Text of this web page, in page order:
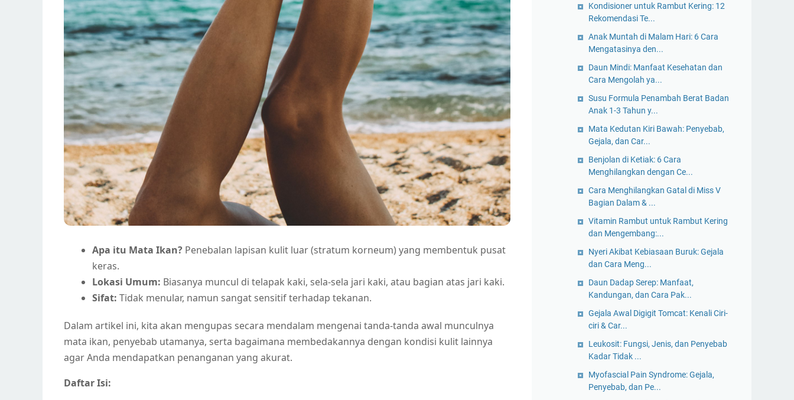
Apa itu Mata Ikan? Penebalan lapisan kulit luar (stratum korneum) yang membentuk pusat
keras.
Lokasi Umum: Biasanya muncul di telapak kaki, sela-sela jari kaki, atau bagian atas jari kaki.
Sifat: Tidak menular, namun sangat sensitif terhadap tekanan.
Dalam artikel ini, kita akan mengupas secara mendalam mengenai tanda-tanda awal munculnya
mata ikan, penyebab utamanya, serta bagaimana membedakannya dengan kondisi kulit lainnya
agar Anda mendapatkan penanganan yang akurat.
Daftar Isi:
Kondisioner untuk Rambut Kering: 12
Rekomendasi Te...
Anak Muntah di Malam Hari: 6 Cara
Mengatasinya den...
Daun Mindi: Manfaat Kesehatan dan
Cara Mengolah ya...
Susu Formula Penambah Berat Badan
Anak 1-3 Tahun y...
Mata Kedutan Kiri Bawah: Penyebab,
Gejala, dan Car...
Benjolan di Ketiak: 6 Cara
Menghilangkan dengan Ce...
Cara Menghilangkan Gatal di Miss V
Bagian Dalam & ...
Vitamin Rambut untuk Rambut Kering
dan Mengembang:...
Nyeri Akibat Kebiasaan Buruk: Gejala
dan Cara Meng...
Daun Dadap Serep: Manfaat,
Kandungan, dan Cara Pak...
Gejala Awal Digigit Tomcat: Kenali Ciri-
ciri & Car...
Leukosit: Fungsi, Jenis, dan Penyebab
Kadar Tidak ...
Myofascial Pain Syndrome: Gejala,
Penyebab, dan Pe...